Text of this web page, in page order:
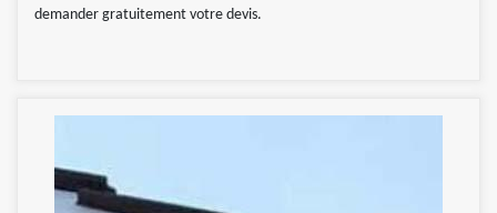
demander gratuitement votre devis.